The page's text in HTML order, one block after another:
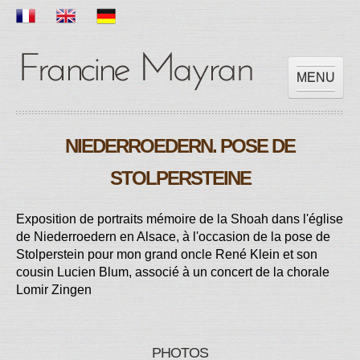
MENU
OEUVRES
EXPOSITIONS
PRESSES
VIDEOS
CONTACT
NIEDERROEDERN. POSE DE
STOLPERSTEINE
Exposition de portraits mémoire de la Shoah dans l'église
de Niederroedern en Alsace, à l'occasion de la pose de
Stolperstein pour mon grand oncle René Klein et son
cousin Lucien Blum, associé à un concert de la chorale
Lomir Zingen
PHOTOS